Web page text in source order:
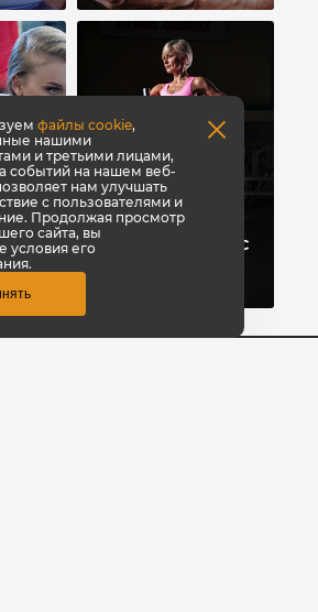
ДЛЯ
ТРЕНИРУЕМ НОГИ С
файлы cookie,
нашими
и третьими лицами,
событий на нашем веб-
нам улучшать
с пользователями и
Продолжая просмотр
сайта, вы
условия его